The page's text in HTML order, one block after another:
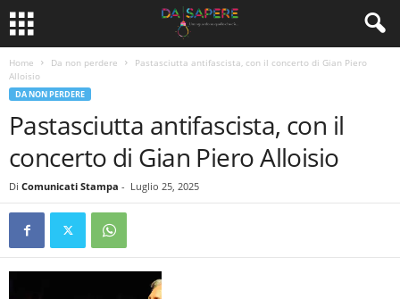
Home Da non perdere
Pastasciutta antifascista, con il concerto di Gian Piero
Alloisio
DA NON PERDERE
Pastasciutta antifascista, con il
concerto di Gian Piero Alloisio
Di Comunicati Stampa - Luglio 25, 2025